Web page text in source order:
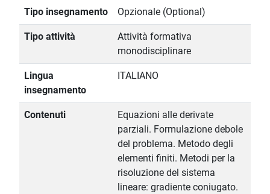
Tipo insegnamento Opzionale (Optional)
Tipo attività
Attività formativa
monodisciplinare
Lingua
insegnamento
ITALIANO
Contenuti
Equazioni alle derivate
parziali. Formulazione debole
del problema. Metodo degli
elementi finiti. Metodi per la
risoluzione del sistema
lineare: gradiente coniugato.